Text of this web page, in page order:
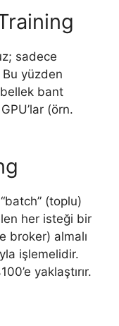
sadece
Bu yüzden
bant
(örn.
(toplu)
her isteği bir
broker) almalı
işlemelidir.
yaklaştırır.